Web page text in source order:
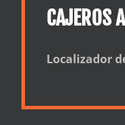
CAJEROS
Localizador